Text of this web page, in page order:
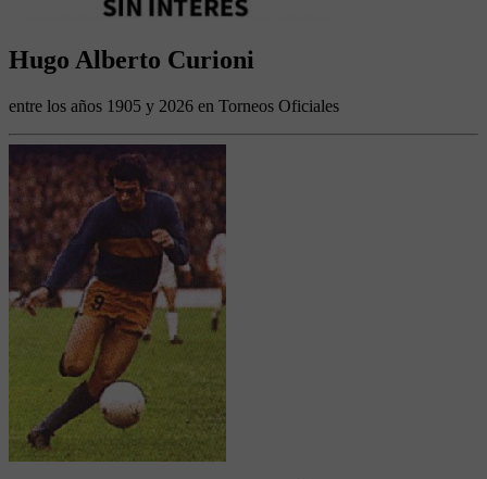
Hugo Alberto Curioni
entre los años 1905 y 2026 en Torneos Oficiales